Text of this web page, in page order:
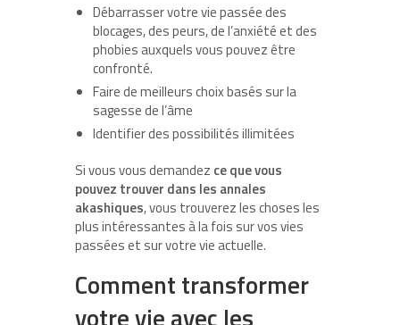
Débarrasser votre vie passée des
blocages, des peurs, de l’anxiété et des
phobies auxquels vous pouvez être
confronté.
Faire de meilleurs choix basés sur la
sagesse de l’âme
Identifier des possibilités illimitées
Si vous vous demandez ce que vous
pouvez trouver dans les annales
akashiques, vous trouverez les choses les
plus intéressantes à la fois sur vos vies
passées et sur votre vie actuelle.
Comment transformer
votre vie avec les